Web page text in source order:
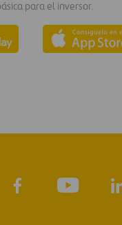
para el inversor.